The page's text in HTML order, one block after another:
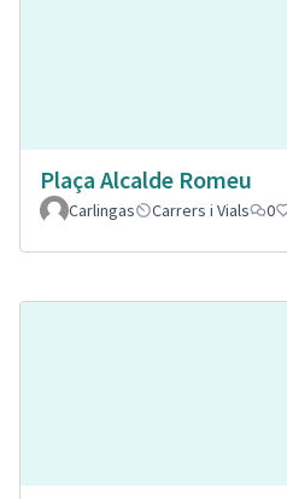
Plaça Alcalde Romeu
Carlingas
Carrers i Vials 0